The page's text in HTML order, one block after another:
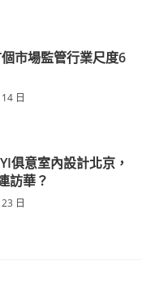
市場監管行業尺度6
日
俱意室內設計北京，
訪華？
日